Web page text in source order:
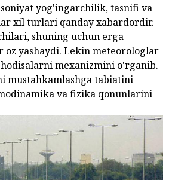
yog'ingarchilik, tasnifi va
xil turlari qanday xabardordir.
shuning uchun erga
yashaydi. Lekin meteorologlar
mexanizmini o'rganib.
mustahkamlashga tabiatini
va fizika qonunlarini